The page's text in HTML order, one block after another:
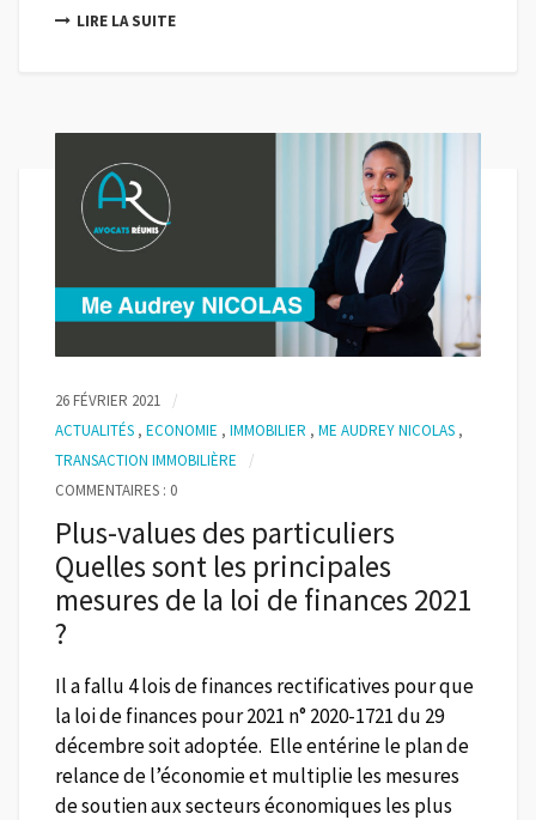
LIRE LA SUITE
26 FÉVRIER 2021
ACTUALITÉS , ECONOMIE , IMMOBILIER , ME AUDREY NICOLAS ,
TRANSACTION IMMOBILIÈRE
COMMENTAIRES : 0
Plus-values des particuliers
Quelles sont les principales
mesures de la loi de finances 2021
?
Il a fallu 4 lois de finances rectificatives pour que
la loi de finances pour 2021 n° 2020-1721 du 29
décembre soit adoptée. Elle entérine le plan de
relance de l’économie et multiplie les mesures
de soutien aux secteurs économiques les plus